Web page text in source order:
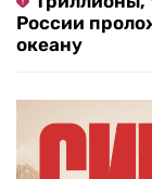
России
океану